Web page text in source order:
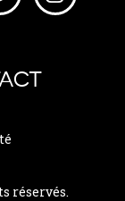
réservés.